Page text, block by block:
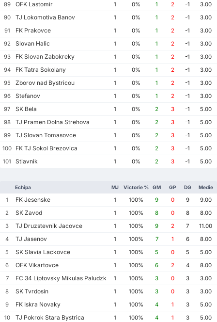
89
OFK Lastomir 1 0% 1 2 -1
3.00
90
TJ Lokomotiva Banov 1 0% 1 2 -1
3.00
91
FK Prakovce 1 0% 1 2 -1
3.00
92
Slovan Halic 1 0% 1 2 -1
3.00
93
FK Slovan Zabokreky 1 0% 1 2 -1
3.00
94
FK Tatra Sokolany 1 0% 1 2 -1
3.00
95
Zborov nad Bystricou 1 0% 1 2 -1
3.00
96
Stefanov 1 0% 1 2 -1
3.00
97
SK Bela 1 0% 2 3 -1
5.00
98
TJ Pramen Dolna Strehova 1 0% 2 3 -1
5.00
99
TJ Slovan Tomasovce 1 0% 2 3 -1
5.00
100
FK TJ Sokol Brezovica 1 0% 2 3 -1
5.00
101
Stiavnik 1 0% 2 3 -1 5.00
Echipa MJ Victorie % GM GP DG Medie
1 FK Jesenske 1 100% 9 0 9
9.00
2
SK Zavod 1 100% 8 0 8
8.00
3
TJ Druzstevnik Jacovce 1 100% 9 2 7
11.00
4
TJ Jasenov 1 100% 7 1 6
8.00
5
SK Slavia Lackovce 1 100% 5 0 5
5.00
6
OFK Vikartovce 1 100% 6 2 4
8.00
7
FC 34 Liptovsky Mikulas Paludzka 1 100% 3 0 3
3.00
8
SK Tvrdosin 1 100% 3 0 3
3.00
9
FK Iskra Novaky 1 100% 4 1 3
5.00
10
TJ Pokrok Stara Bystrica 1 100% 4 1 3
5.00